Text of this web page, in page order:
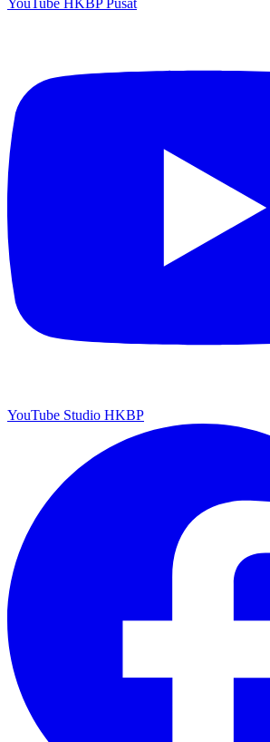
YouTube HKBP Pusat
YouTube Studio HKBP